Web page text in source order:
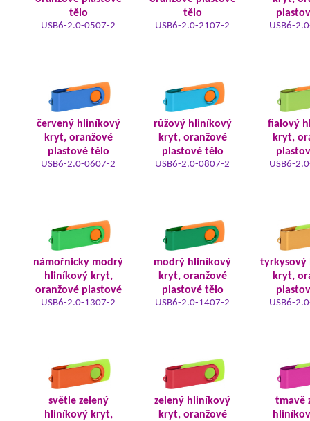
tělo
USB6-2.0-0507-2
tělo
USB6-2.0-2107-2 USB6-
červený hliníkový
kryt, oranžové
plastové tělo
USB6-2.0-0607-2
růžový hliníkový
kryt, oranžové
plastové tělo
USB6-2.0-0807-2
fialový
kryt,
USB6-
námořnicky modrý
hliníkový kryt,
oranžové plastové
USB6-2.0-1307-2
modrý hliníkový
kryt, oranžové
plastové tělo
USB6-2.0-1407-2
tyrkysový
kryt,
USB6-
světle zelený
hliníkový kryt,
zelený hliníkový
kryt, oranžové
tmavě